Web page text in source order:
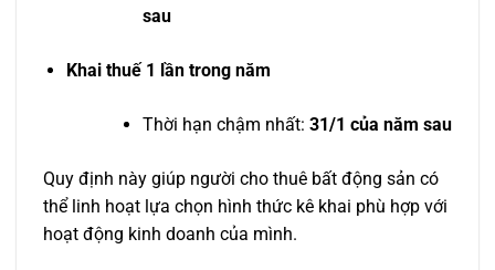
sau
Khai thuế 1 lần trong năm
Thời hạn chậm nhất: 31/1 của năm sau
Quy định này giúp người cho thuê bất động sản có
thể linh hoạt lựa chọn hình thức kê khai phù hợp với
hoạt động kinh doanh của mình.